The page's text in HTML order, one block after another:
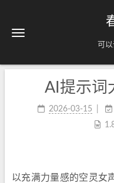
可
AI提示词
2026-03-15
以充满力量感的空灵女